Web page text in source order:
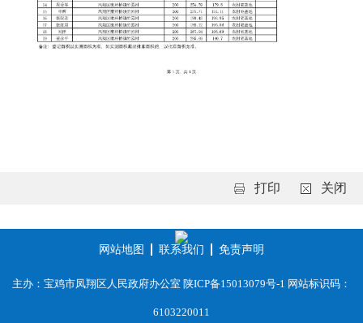
打印 关闭
网站地图 联系我们 免责声明
主办：宝鸡市凤翔区人民政府办公室 陕ICP备15013079号-1 网站标识码：
6103220011